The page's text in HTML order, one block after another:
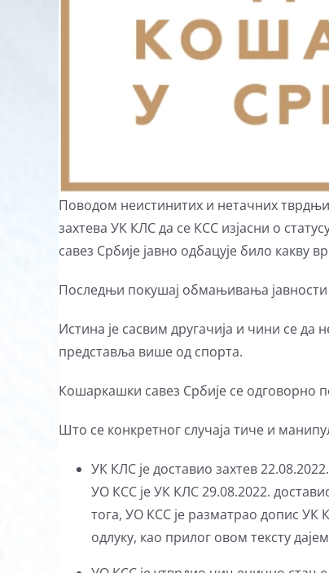
Поводом неистинитих и нетачних
захтева УК КЛС да се КСС изјасни о
савез Србије јавно одбацује било какву
Последњи покушај обмањивања јавности
Истина је сасвим другачија и чини се
предстaвља више од спорта.
Кошаркашки савез Србије се одговорно
Што се конкретног случаја тиче и
УК КЛС је доставио захтев
УО КСС је УК КЛС 29.08.2022.
тога, УО КСС је разматрао допис УК
одлуку, као прилог овом тексту